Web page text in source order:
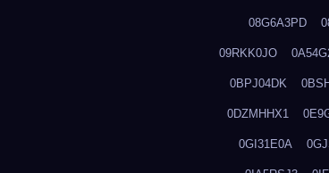
08G6A3PD
09RKK0JO
0BPJ04DK
0DZMHHX1
0GI31E0A